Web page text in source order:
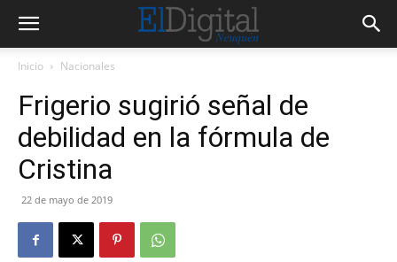
Inicio Nacionales
Frigerio sugirió señal de
debilidad en la fórmula de
Cristina
22 de mayo de 2019